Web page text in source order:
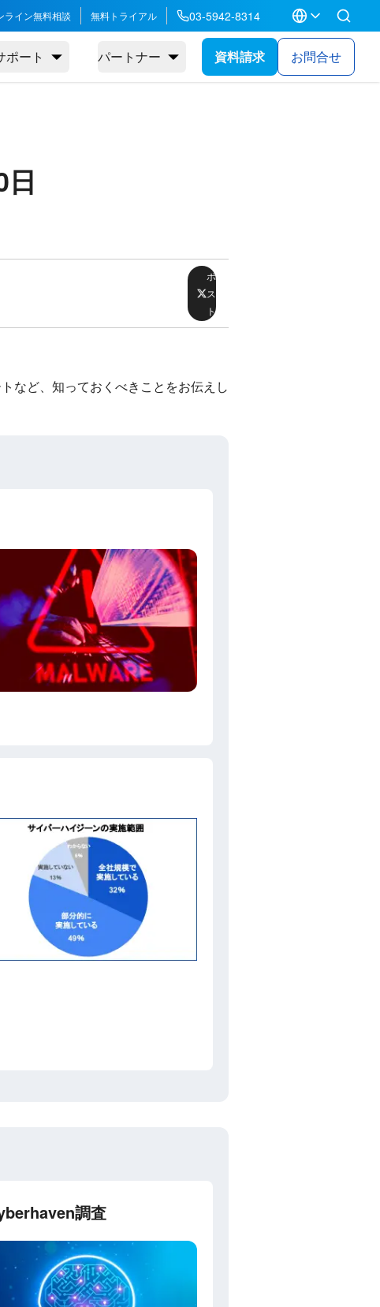
ライン無料相談 無料トライアル 03-5942-8314
ポート パートナー 資料請求 お問合せ
ポ
ス
ト
など、知っておくべきことをお伝えし
調査